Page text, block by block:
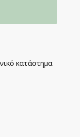
κατάστημα